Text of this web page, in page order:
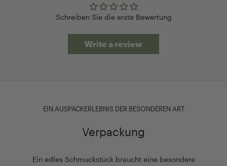
Schreiben Sie die erste Bewertung
Write a review
EIN AUSPACKERLEBNIS DER BESONDEREN ART
Verpackung
Ein edles Schmuckstück braucht eine besondere